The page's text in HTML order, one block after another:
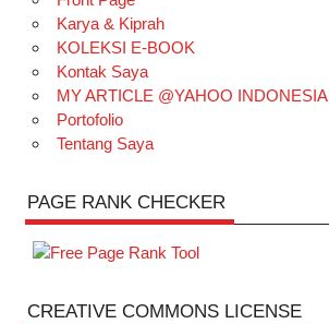
Karya & Kiprah
KOLEKSI E-BOOK
Kontak Saya
MY ARTICLE @YAHOO INDONESIA
Portofolio
Tentang Saya
PAGE RANK CHECKER
CREATIVE COMMONS LICENSE